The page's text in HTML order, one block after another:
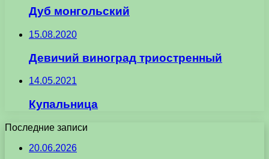
Дуб монгольский
15.08.2020
Девичий виноград триостренный
14.05.2021
Купальница
Последние записи
20.06.2026